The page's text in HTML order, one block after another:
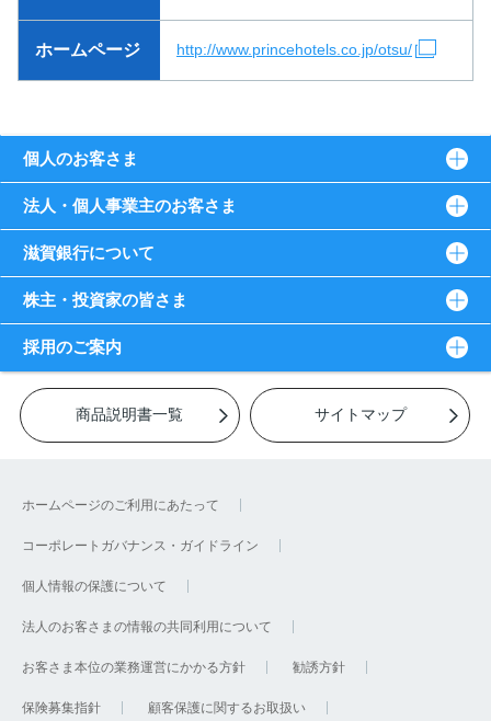
ホームページ http://www.princehotels.co.jp/otsu/
個人のお客さま
法人・個人事業主のお客さま
滋賀銀行について
株主・投資家の皆さま
採用のご案内
商品説明書一覧 サイトマップ
ホームページのご利用にあたって
コーポレートガバナンス・ガイドライン
個人情報の保護について
法人のお客さまの情報の共同利用について
お客さま本位の業務運営にかかる方針 勧誘方針
保険募集指針 顧客保護に関するお取扱い